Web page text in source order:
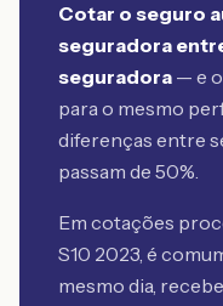
Cotar o seguro
seguradora
seguradora — e
para o mesmo
diferenças entre
passam de 50%.
Em cotações
S10 2023, é
mesmo dia,